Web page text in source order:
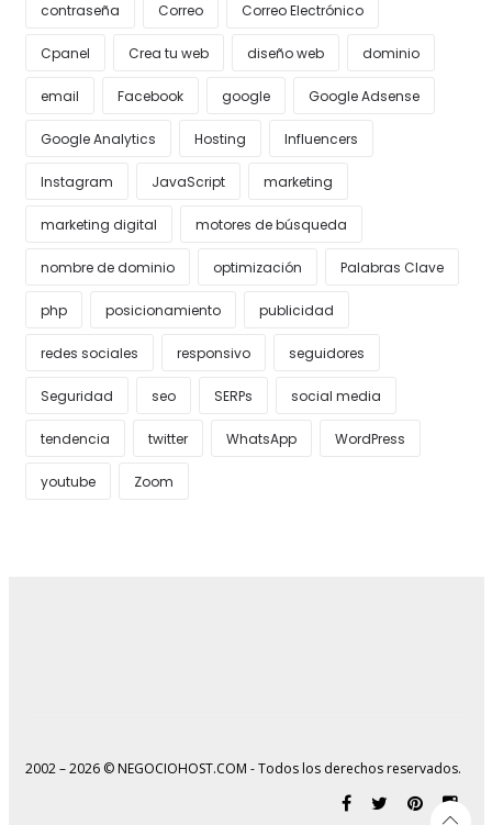
contraseña Correo Correo Electrónico
Cpanel Crea tu web diseño web dominio
email Facebook google Google Adsense
Google Analytics Hosting Influencers
Instagram JavaScript marketing
marketing digital motores de búsqueda
nombre de dominio optimización Palabras Clave
php posicionamiento publicidad
redes sociales responsivo seguidores
Seguridad seo SERPs social media
tendencia twitter WhatsApp WordPress
youtube Zoom
2002 – 2026 © NEGOCIOHOST.COM - Todos los derechos reservados.